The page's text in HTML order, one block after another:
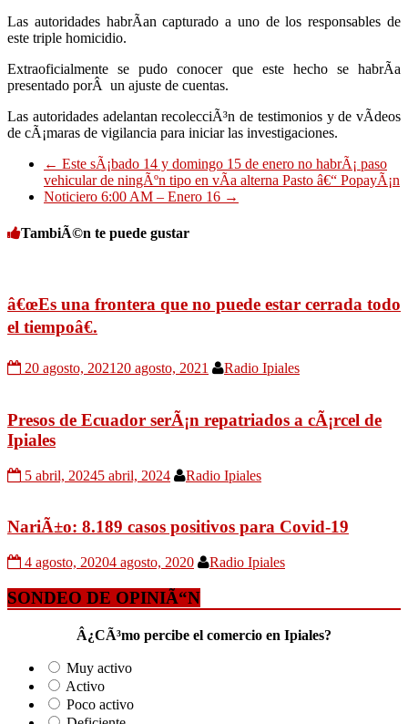
Las autoridades habrÃ­an capturado a uno de los responsables de
este triple homicidio.
Extraoficialmente se pudo conocer que este hecho se habrÃ­a
presentado porÂ un ajuste de cuentas.
Las autoridades adelantan recolecciÃ³n de testimonios y de vÃ­deos
de cÃ¡maras de vigilancia para iniciar las investigaciones.
← Este sÃ¡bado 14 y domingo 15 de enero no habrÃ¡ paso
vehicular de ningÃºn tipo en vÃ­a alterna Pasto â€“ PopayÃ¡n
Noticiero 6:00 AM – Enero 16 →
TambiÃ©n te puede gustar
â€œEs una frontera que no puede estar cerrada todo
el tiempoâ€.
20 agosto, 2021 20 agosto, 2021 Radio Ipiales
Presos de Ecuador serÃ¡n repatriados a cÃ¡rcel de
Ipiales
5 abril, 20245 abril, 2024 Radio Ipiales
NariÃ±o: 8.189 casos positivos para Covid-19
4 agosto, 20204 agosto, 2020 Radio Ipiales
SONDEO DE OPINIÃ“N
Â¿CÃ³mo percibe el comercio en Ipiales?
Muy activo
Activo
Poco activo